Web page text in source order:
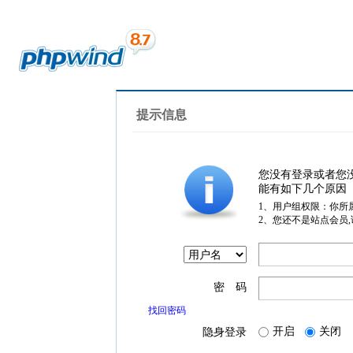
提示信息
您没有登录或者您
能有如下几个原因
1、用户组权限：你所
2、您还不是站点会员
密 码
找回密码
隐身登录 开启 关闭